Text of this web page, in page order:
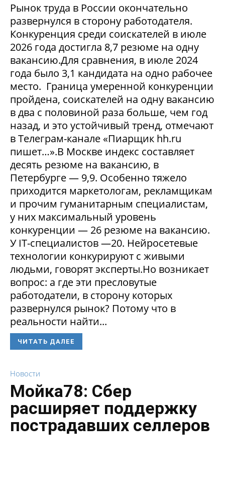
Рынок труда в России окончательно
развернулся в сторону работодателя.
Конкуренция среди соискателей в июле
2026 года достигла 8,7 резюме на одну
вакансию.Для сравнения, в июле 2024
года было 3,1 кандидата на одно рабочее
место. Граница умеренной конкуренции
пройдена, соискателей на одну вакансию
в два с половиной раза больше, чем год
назад, и это устойчивый тренд, отмечают
в Телеграм-канале «Пиарщик hh.ru
пишет…».В Москве индекс составляет
десять резюме на вакансию, в
Петербурге — 9,9. Особенно тяжело
приходится маркетологам, рекламщикам
и прочим гуманитарным специалистам,
у них максимальный уровень
конкуренции — 26 резюме на вакансию.
У IT-специалистов —20. Нейросетевые
технологии конкурируют с живыми
людьми, говорят эксперты.Но возникает
вопрос: а где эти пресловутые
работодатели, в сторону которых
развернулся рынок? Потому что в
реальности найти...
ЧИТАТЬ ДАЛЕЕ
Новости
Мойка78: Сбер
расширяет поддержку
пострадавших селлеров